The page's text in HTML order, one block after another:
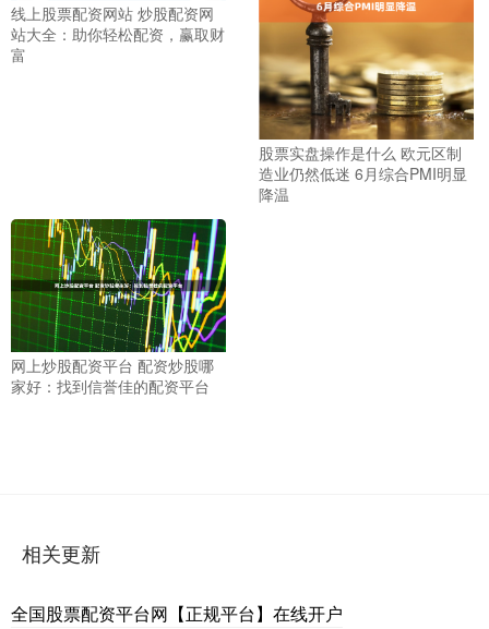
线上股票配资网站 炒股配资网
站大全：助你轻松配资，赢取财
富
股票实盘操作是什么 欧元区制
造业仍然低迷 6月综合PMI明显
降温
网上炒股配资平台 配资炒股哪
家好：找到信誉佳的配资平台
相关更新
全国股票配资平台网【正规平台】在线开户